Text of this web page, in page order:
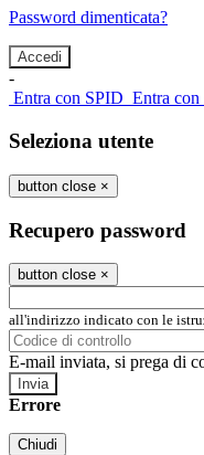
Password dimenticata?
-
Entra con SPID Entra con
Seleziona utente
button close ×
Recupero password
button close ×
all'indirizzo indicato con le
E-mail inviata, si prega di
Errore
Chiudi